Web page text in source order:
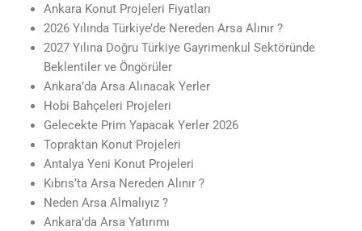
Ankara Konut Projeleri Fiyatları
2026 Yılında Türkiye’de Nereden Arsa Alınır ?
2027 Yılına Doğru Türkiye Gayrimenkul Sektöründe
Beklentiler ve Öngörüler
Ankara’da Arsa Alınacak Yerler
Hobi Bahçeleri Projeleri
Gelecekte Prim Yapacak Yerler 2026
Topraktan Konut Projeleri
Antalya Yeni Konut Projeleri
Kıbrıs’ta Arsa Nereden Alınır ?
Neden Arsa Almalıyız ?
Ankara’da Arsa Yatırımı